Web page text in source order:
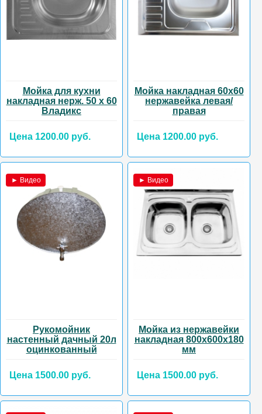
Мойка для кухни
накладная нерж. 50 х 60
Владикс
Цена 1200.00 руб.
Мойка накладная 60х60
нержавейка левая/
правая
Цена 1200.00 руб.
► Видео
Рукомойник
настенный дачный 20л
оцинкованный
Цена 1500.00 руб.
► Видео
Мойка из нержавейки
накладная 800х600х180
мм
Цена 1500.00 руб.